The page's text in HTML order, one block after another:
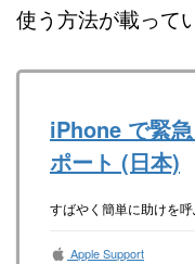
使う方法が載って
iPhone で緊
ポート (日本)
すばやく簡単に助けを呼
Apple Support